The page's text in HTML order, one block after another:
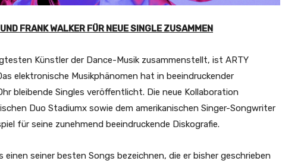
FRANK WALKER FÜR NEUE SINGLE ZUSAMMEN
Künstler der Dance-Musik zusammenstellt, ist ARTY
elektronische Musikphänomen hat in beeindruckender
bleibende Singles veröffentlicht. Die neue Kollaboration
Duo Stadiumx sowie dem amerikanischen Singer-Songwriter
für seine zunehmend beeindruckende Diskografie.
einen seiner besten Songs bezeichnen, die er bisher geschrieben